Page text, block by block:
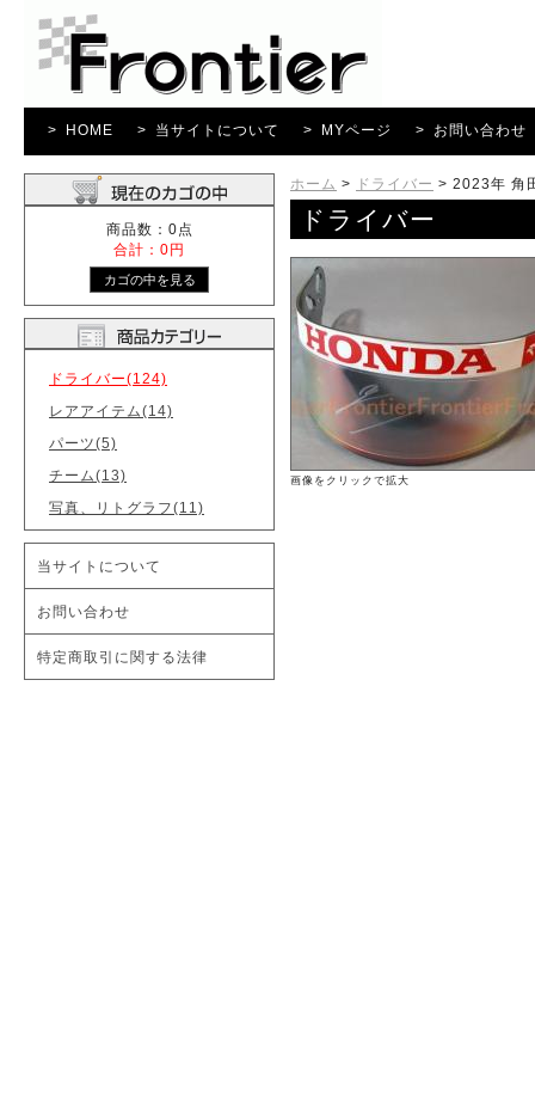
> HOME > 当サイトについて > MYページ > お問い合わせ
商品数：0点
合計：0円
ドライバー(124)
レアアイテム(14)
パーツ(5)
チーム(13)
写真、リトグラフ(11)
当サイトについて
お問い合わせ
特定商取引に関する法律
ホーム > ドライバー > 2023年 角
ドライバー
画像をクリックで拡大